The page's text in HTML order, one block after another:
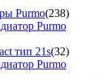
Purmo(238)
Purmo
тип 21s(32)
Purmo